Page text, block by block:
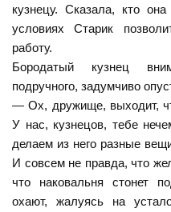
кузнецу. Сказала, кто
условиях Старик
работу.
Бородатый кузнец
подручного, задумчиво
— Ох, дружище, выходит,
У нас, кузнецов, тебе
делаем из него разные
И совсем не правда, что
что наковальня стонет
охают, жалуясь на